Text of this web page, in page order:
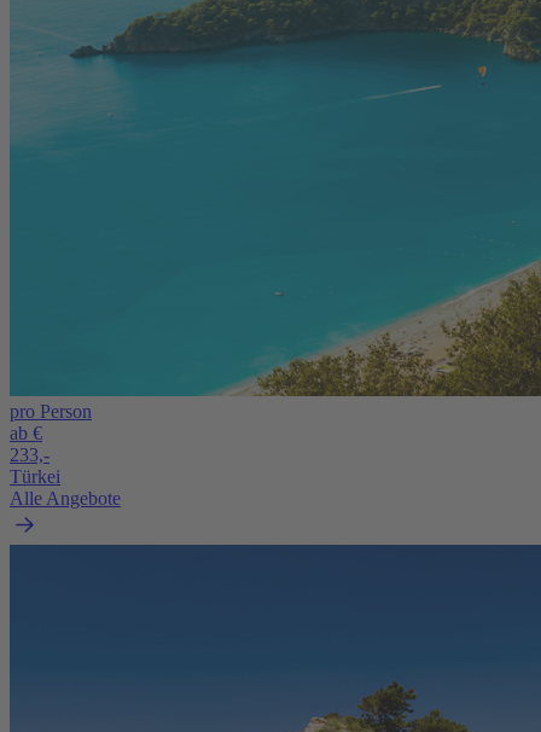
pro Person
ab €
233,-
Türkei
Alle Angebote